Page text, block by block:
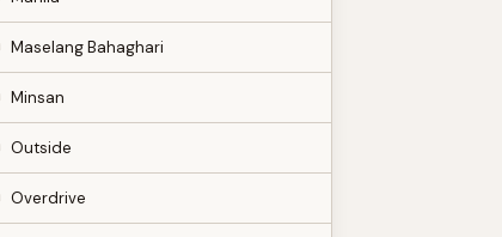
Maselang Bahaghari
Minsan
Outside
Overdrive